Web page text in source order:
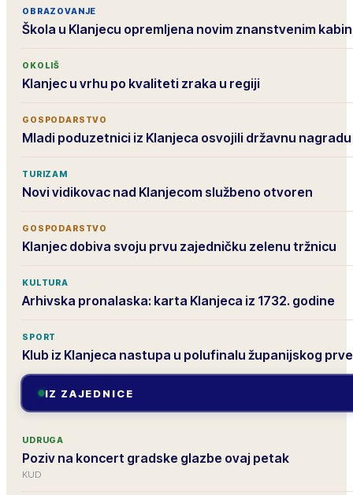
OBRAZOVANJE
Škola u Klanjecu opremljena novim znanstvenim
OKOLIŠ
Klanjec u vrhu po kvaliteti zraka u regiji
GOSPODARSTVO
Mladi poduzetnici iz Klanjeca osvojili državnu nagradu
TURIZAM
Novi vidikovac nad Klanjecom službeno otvoren
GOSPODARSTVO
Klanjec dobiva svoju prvu zajedničku zelenu tržnicu
KULTURA
Arhivska pronalaska: karta Klanjeca iz 1732. godine
SPORT
Klub iz Klanjeca nastupa u polufinalu županijskog
IZ ZAJEDNICE
UDRUGA
Poziv na koncert gradske glazbe ovaj petak
KUD